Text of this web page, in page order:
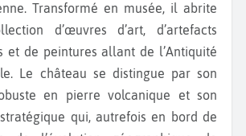
Transformé en musée, il abrite
d’œuvres d’art, d’artefacts
et de peintures allant de l’Antiquité
Le château se distingue par son
en pierre volcanique et son
qui, autrefois en bord de